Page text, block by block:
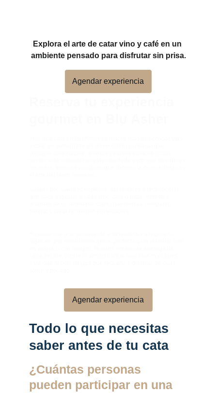
Explora el arte de catar vino y café en un
ambiente pensado para disfrutar sin prisa.
Agendar experiencia
Agendar experiencia
Todo lo que necesitas
saber antes de tu cata
¿Cuántas personas
pueden participar en una